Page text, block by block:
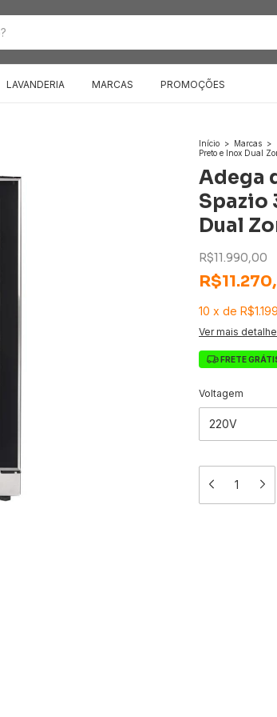
LAVANDERIA MARCAS PROMOÇÕES
Início > Marcas >
Preto e Inox Dual
Adega
Spazio
Dual
R$11.990,00
10 x de
Ver mais
FRETE
Voltagem